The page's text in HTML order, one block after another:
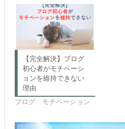
し
い
ン
ド
ウ
で
開
き
ま
す)
く
だ
さ
い
(新
し
い
ウ
ィ
ン
ド
ウ
で
き
ま
す)
【完全解決】ブログ
初心者がモチベーシ
ョンを維持できない
理由
ブログ モチベーション